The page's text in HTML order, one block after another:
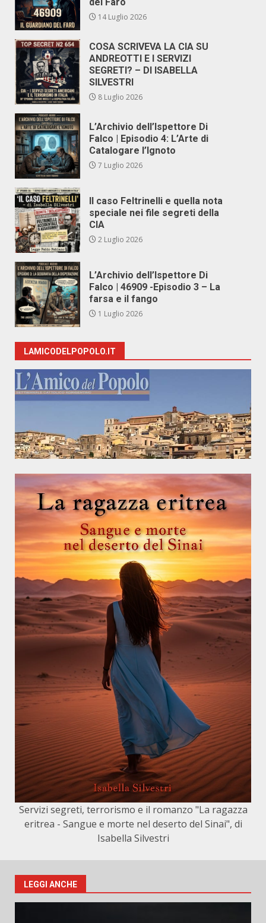
14 Luglio 2026
COSA SCRIVEVA LA CIA SU
ANDREOTTI E I SERVIZI
SEGRETI? – DI ISABELLA
SILVESTRI
8 Luglio 2026
L’Archivio dell’Ispettore Di
Falco | Episodio 4: L’Arte di
Catalogare l’Ignoto
7 Luglio 2026
Il caso Feltrinelli e quella nota
speciale nei file segreti della
CIA
2 Luglio 2026
L’Archivio dell’Ispettore Di
Falco | 46909 -Episodio 3 – La
farsa e il fango
1 Luglio 2026
LAMICODELPOPOLO.IT
Servizi segreti, terrorismo e il romanzo "La ragazza
eritrea - Sangue e morte nel deserto del Sinai", di
Isabella Silvestri
LEGGI ANCHE